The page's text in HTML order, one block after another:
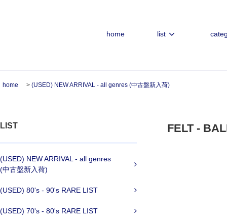
home list
home > (USED) NEW ARRIVAL - all genres (中古盤新入荷)
LIST
(USED) NEW ARRIVAL - all genres
(中古盤新入荷)
(USED) 80's - 90's RARE LIST
(USED) 70's - 80's RARE LIST
FELT -